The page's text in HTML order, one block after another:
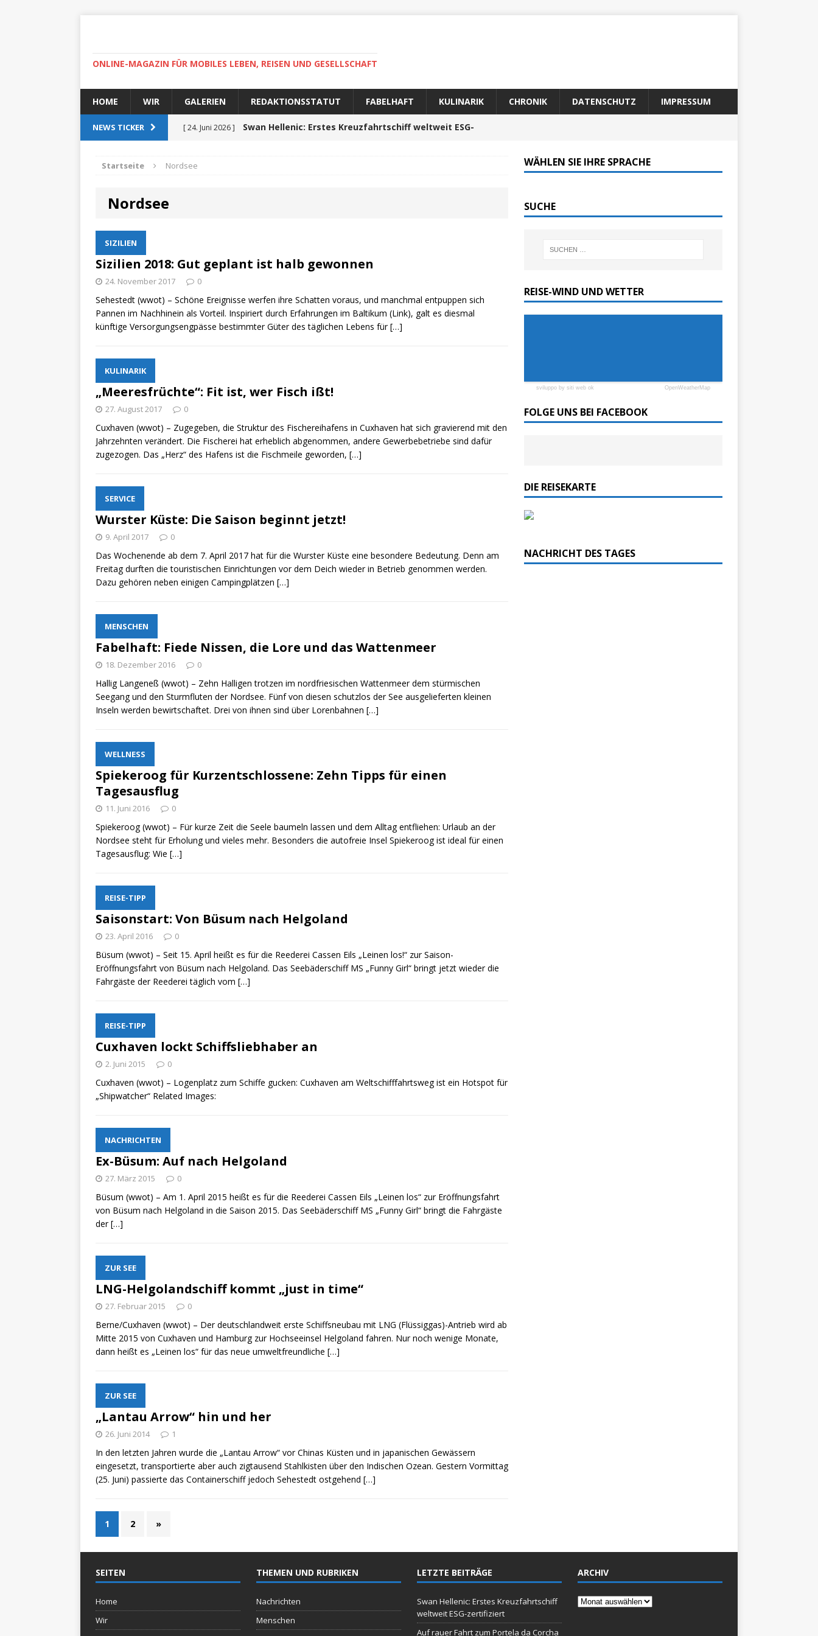
ONLINE-MAGAZIN FÜR MOBILES LEBEN, REISEN UND GESELLSCHAFT
HOME WIR GALERIEN REDAKTIONSSTATUT FABELHAFT KULINARIK CHRONIK DATENSCHUTZ IMPRESSUM
NEWS TICKER [ 24. Juni 2026 ] Swan Hellenic: Erstes Kreuzfahrtschiff weltweit ESG-
ZU LANDE
[ 28. Oktober 2021 ] „Nordlicht II“ der Emder Reederei AG „EMS“
erfolgreich verladen ZUR SEE
Startseite Nordsee
Nordsee
SIZILIEN
Sizilien 2018: Gut geplant ist halb gewonnen
24. November 2017 0
Sehestedt (wwot) – Schöne Ereignisse werfen ihre Schatten voraus, und manchmal entpuppen sich
Pannen im Nachhinein als Vorteil. Inspiriert durch Erfahrungen im Baltikum (Link), galt es diesmal
künftige Versorgungsengpässe bestimmter Güter des täglichen Lebens für[…]
KULINARIK
„Meeresfrüchte“: Fit ist, wer Fisch ißt!
27. August 2017 0
Cuxhaven (wwot) – Zugegeben, die Struktur des Fischereihafens in Cuxhaven hat sich gravierend mit den
Jahrzehnten verändert. Die Fischerei hat erheblich abgenommen, andere Gewerbebetriebe sind dafür
zugezogen. Das „Herz“ des Hafens ist die Fischmeile geworden, […]
SERVICE
Wurster Küste: Die Saison beginnt jetzt!
9. April 2017 0
Das Wochenende ab dem 7. April 2017 hat für die Wurster Küste eine besondere Bedeutung. Denn am
Freitag durften die touristischen Einrichtungen vor dem Deich wieder in Betrieb genommen werden.
Dazu gehören neben einigen Campingplätzen […]
MENSCHEN
Fabelhaft: Fiede Nissen, die Lore und das Wattenmeer
18. Dezember 2016 0
Hallig Langeneß (wwot) – Zehn Halligen trotzen im nordfriesischen Wattenmeer dem stürmischen
Seegang und den Sturmfluten der Nordsee. Fünf von diesen schutzlos der See ausgelieferten kleinen
Inseln werden bewirtschaftet. Drei von ihnen sind über Lorenbahnen […]
WELLNESS
Spiekeroog für Kurzentschlossene: Zehn Tipps für einen
Tagesausflug
11. Juni 2016 0
Spiekeroog (wwot) – Für kurze Zeit die Seele baumeln lassen und dem Alltag entfliehen: Urlaub an der
Nordsee steht für Erholung und vieles mehr. Besonders die autofreie Insel Spiekeroog ist ideal für einen
Tagesausflug: Wie […]
REISE-TIPP
Saisonstart: Von Büsum nach Helgoland
23. April 2016 0
Büsum (wwot) – Seit 15. April heißt es für die Reederei Cassen Eils „Leinen los!“ zur Saison-
Eröffnungsfahrt von Büsum nach Helgoland. Das Seebäderschiff MS „Funny Girl“ bringt jetzt wieder die
Fahrgäste der Reederei täglich vom […]
REISE-TIPP
Cuxhaven lockt Schiffsliebhaber an
2. Juni 2015 0
Cuxhaven (wwot) – Logenplatz zum Schiffe gucken: Cuxhaven am Weltschifffahrtsweg ist ein Hotspot für
„Shipwatcher“ Related Images:
NACHRICHTEN
Ex-Büsum: Auf nach Helgoland
27. März 2015 0
Büsum (wwot) – Am 1. April 2015 heißt es für die Reederei Cassen Eils „Leinen los“ zur Eröffnungsfahrt
von Büsum nach Helgoland in die Saison 2015. Das Seebäderschiff MS „Funny Girl“ bringt die Fahrgäste
der[…]
ZUR SEE
LNG-Helgolandschiff kommt „just in time“
27. Februar 2015 0
Berne/Cuxhaven (wwot) – Der deutschlandweit erste Schiffsneubau mit LNG (Flüssiggas)-Antrieb wird ab
Mitte 2015 von Cuxhaven und Hamburg zur Hochseeinsel Helgoland fahren. Nur noch wenige Monate,
dann heißt es „Leinen los“ für das neue umweltfreundliche […]
ZUR SEE
„Lantau Arrow“ hin und her
26. Juni 2014 1
In den letzten Jahren wurde die „Lantau Arrow“ vor Chinas Küsten und in japanischen Gewässern
eingesetzt, transportierte aber auch zigtausend Stahlkisten über den Indischen Ozean. Gestern Vormittag
(25. Juni) passierte das Containerschiff jedoch Sehestedt ostgehend […]
1 2 »
WÄHLEN SIE IHRE SPRACHE
SUCHE
REISE-WIND UND WETTER
sviluppo by siti web ok OpenWeatherMap
FOLGE UNS BEI FACEBOOK
DIE REISEKARTE
NACHRICHT DES TAGES
SEITEN
Home
Wir
THEMEN UND RUBRIKEN
Nachrichten
Menschen
LETZTE BEITRÄGE
Swan Hellenic: Erstes Kreuzfahrtschiff
weltweit ESG-zertifiziert
Auf rauer Fahrt zum Portela da Corcha
ARCHIV
Archiv